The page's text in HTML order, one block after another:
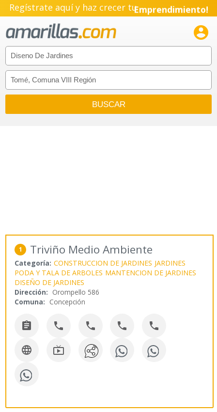
Regístrate aquí y haz crecer tuEmprendimiento!

1 Triviño Medio Ambiente
Categoría: CONSTRUCCION DE JARDINES JARDINES
PODA Y TALA DE ARBOLES MANTENCION DE JARDINES
DISEÑO DE JARDINES
Dirección: Orompello 586
Comuna: Concepción
    
 